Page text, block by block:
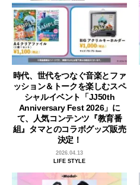
時代、世代をつなぐ音楽とファ
ッション＆トークを楽しむスペ
シャルイベント「JJ50th
Anniversary Fest 2026」に
て、人気コンテンツ『教育番
組』タマとのコラボグッズ販売
決定！
2026.04.13
LIFE STYLE